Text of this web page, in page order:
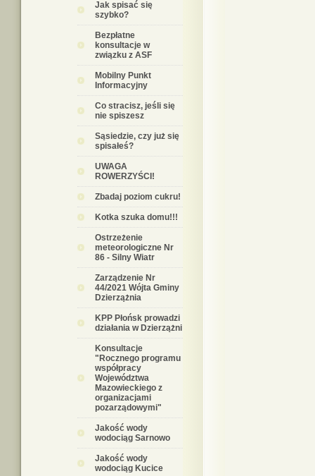
Jak spisać się
szybko?
Bezpłatne
konsultacje w
związku z ASF
Mobilny Punkt
Informacyjny
Co stracisz, jeśli się
nie spiszesz
Sąsiedzie, czy już się
spisałeś?
UWAGA
ROWERZYŚCI!
Zbadaj poziom cukru!
Kotka szuka domu!!!
Ostrzeżenie
meteorologiczne Nr
86 - Silny Wiatr
Zarządzenie Nr
44/2021 Wójta Gminy
Dzierzążnia
KPP Płońsk prowadzi
działania w Dzierzążni
Konsultacje
"Rocznego programu
współpracy
Województwa
Mazowieckiego z
organizacjami
pozarządowymi"
Jakość wody
wodociąg Sarnowo
Jakość wody
wodociąg Kucice